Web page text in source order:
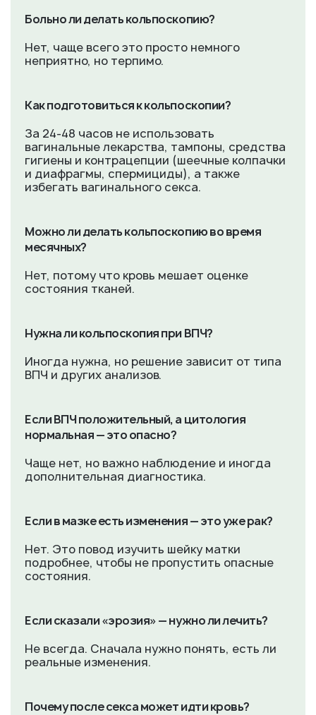
Больно ли делать кольпоскопию?
Нет, чаще всего это просто немного
неприятно, но терпимо.
Как подготовиться к кольпоскопии?
За 24-48 часов не использовать
вагинальные лекарства, тампоны, средства
гигиены и контрацепции (шеечные колпачки
и диафрагмы, спермициды), а также
избегать вагинального секса.
Можно ли делать кольпоскопию во время
месячных?
Нет, потому что кровь мешает оценке
состояния тканей.
Нужна ли кольпоскопия при ВПЧ?
Иногда нужна, но решение зависит от типа
ВПЧ и других анализов.
Если ВПЧ положительный, а цитология
нормальная — это опасно?
Чаще нет, но важно наблюдение и иногда
дополнительная диагностика.
Если в мазке есть изменения — это уже рак?
Нет. Это повод изучить шейку матки
подробнее, чтобы не пропустить опасные
состояния.
Если сказали «эрозия» — нужно ли лечить?
Не всегда. Сначала нужно понять, есть ли
реальные изменения.
Почему после секса может идти кровь?